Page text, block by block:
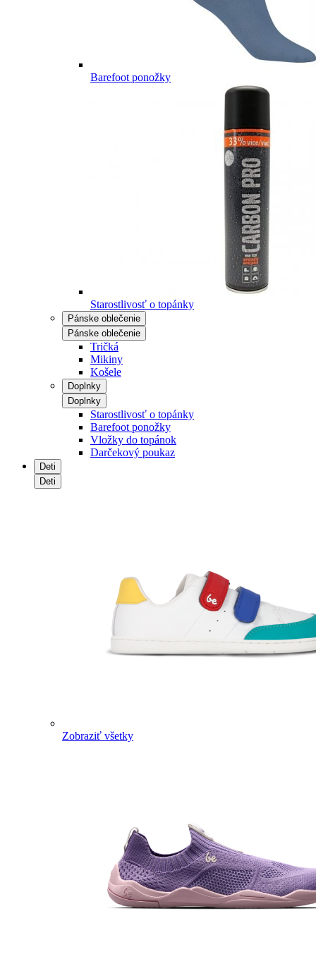
Barefoot ponožky
Starostlivosť o topánky
Pánske oblečenie
Pánske oblečenie
Tričká
Mikiny
Košele
Doplnky
Doplnky
Starostlivosť o topánky
Barefoot ponožky
Vložky do topánok
Darčekový poukaz
Deti
Deti
Zobraziť všetky